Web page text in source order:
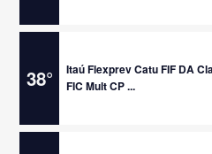
38°
Itaú Flexprev Catu FIF DA
FIC Mult CP ...